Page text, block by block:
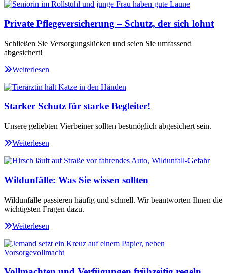
Private Pflegeversicherung – Schutz, der sich lohnt
Schließen Sie Versorgungslücken und seien Sie umfassend
abgesichert!
Weiterlesen
Starker Schutz für starke Begleiter!
Unsere geliebten Vierbeiner sollten bestmöglich abgesichert sein.
Weiterlesen
Wildunfälle: Was Sie wissen sollten
Wildunfälle passieren häufig und schnell. Wir beantworten Ihnen die
wichtigsten Fragen dazu.
Weiterlesen